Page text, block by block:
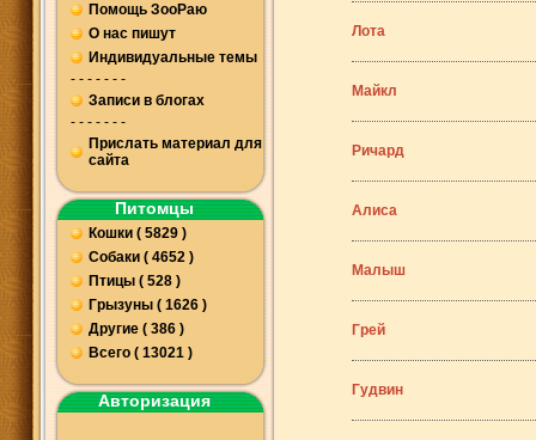
Помощь ЗооРаю
О нас пишут
Индивидуальные темы
- - - - - - -
Записи в блогах
- - - - - - -
Прислать материал для
сайта
Питомцы
Кошки ( 5829 )
Собаки ( 4652 )
Птицы ( 528 )
Грызуны ( 1626 )
Другие ( 386 )
Всего ( 13021 )
Авторизация
Лота
Майкл
Ричард
Алиса
Малыш
Грей
Гудвин